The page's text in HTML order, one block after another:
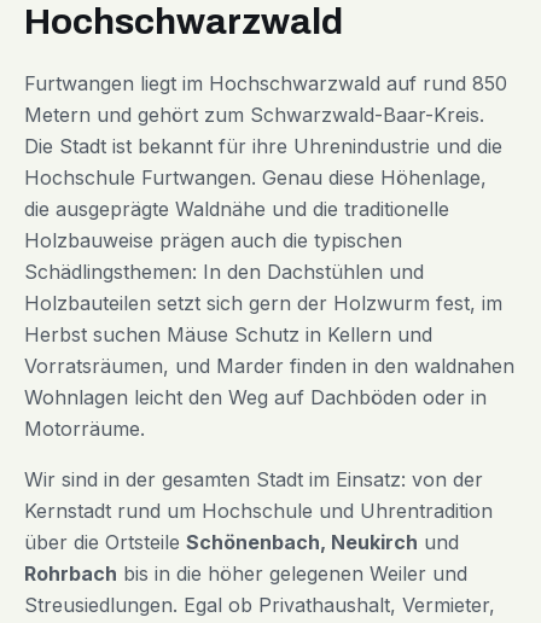
Hochschwarzwald
Furtwangen liegt im Hochschwarzwald auf rund 850
Metern und gehört zum Schwarzwald-Baar-Kreis.
Die Stadt ist bekannt für ihre Uhrenindustrie und die
Hochschule Furtwangen. Genau diese Höhenlage,
die ausgeprägte Waldnähe und die traditionelle
Holzbauweise prägen auch die typischen
Schädlingsthemen: In den Dachstühlen und
Holzbauteilen setzt sich gern der Holzwurm fest, im
Herbst suchen Mäuse Schutz in Kellern und
Vorratsräumen, und Marder finden in den waldnahen
Wohnlagen leicht den Weg auf Dachböden oder in
Motorräume.
Wir sind in der gesamten Stadt im Einsatz: von der
Kernstadt rund um Hochschule und Uhrentradition
über die Ortsteile Schönenbach, Neukirch und
Rohrbach bis in die höher gelegenen Weiler und
Streusiedlungen. Egal ob Privathaushalt, Vermieter,